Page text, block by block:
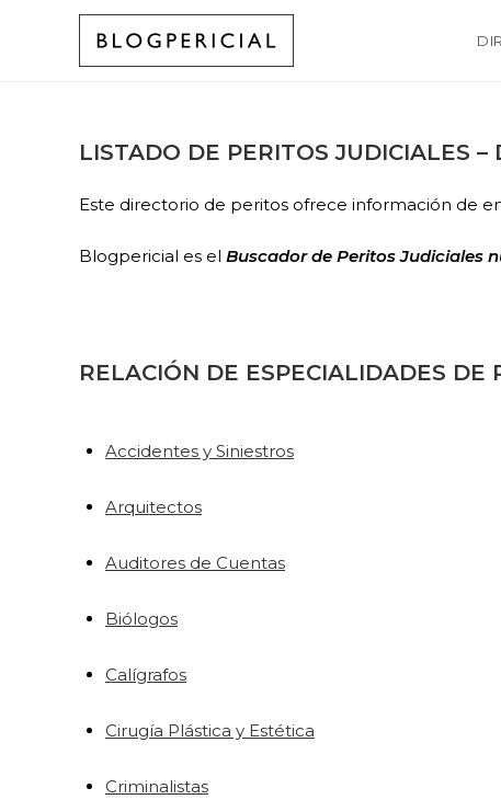
LISTADO DE PERITOS JUDICIALES
Este directorio de peritos ofrece información de
Blogpericial es el Buscador de Peritos Judiciales
RELACIÓN DE ESPECIALIDADES DE
Accidentes y Siniestros
Arquitectos
Auditores de Cuentas
Biólogos
Calígrafos
Cirugía Plástica y Estética
Criminalistas